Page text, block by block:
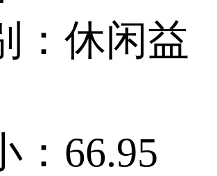
：休闲益
：66.95